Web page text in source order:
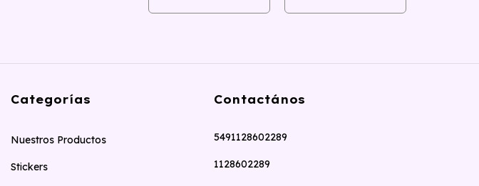
Categorías
Nuestros Productos
Stickers
Contactános
5491128602289
1128602289